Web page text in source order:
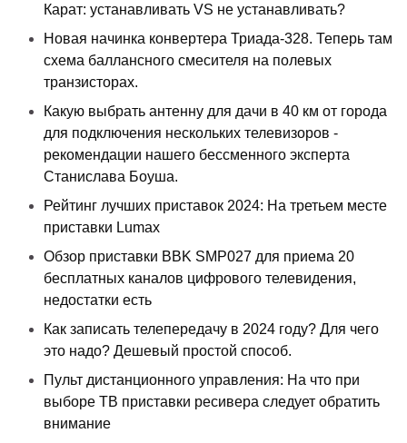
Карат: устанавливать VS не устанавливать?
Новая начинка конвертера Триада-328. Теперь там
схема баллансного смесителя на полевых
транзисторах.
Какую выбрать антенну для дачи в 40 км от города
для подключения нескольких телевизоров -
рекомендации нашего бессменного эксперта
Станислава Боуша.
Рейтинг лучших приставок 2024: На третьем месте
приставки Lumax
Обзор приставки BBK SMP027 для приема 20
бесплатных каналов цифрового телевидения,
недостатки есть
Как записать телепередачу в 2024 году? Для чего
это надо? Дешевый простой способ.
Пульт дистанционного управления: На что при
выборе ТВ приставки ресивера следует обратить
внимание